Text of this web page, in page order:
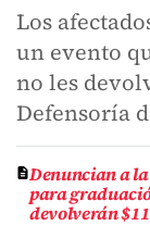
Los
un evento
no les
Defensoría
Denuncian a
para
devolverán